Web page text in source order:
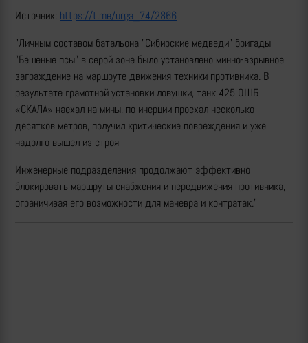
Источник: https://t.me/urga_74/2866
"Личным составом батальона "Сибирские медведи" бригады
"Бешеные псы" в серой зоне было установлено минно-взрывное
заграждение на маршруте движения техники противника. В
результате грамотной установки ловушки, танк 425 ОШБ
«СКАЛА» наехал на мины, по инерции проехал несколько
десятков метров, получил критические повреждения и уже
надолго вышел из строя
Инженерные подразделения продолжают эффективно
блокировать маршруты снабжения и передвижения противника,
ограничивая его возможности для маневра и контратак."